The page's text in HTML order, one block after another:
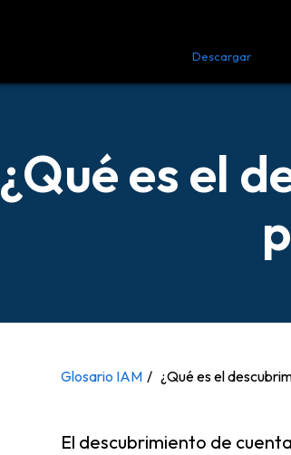
Descargar
¿Qué es el
Glosario IAM ¿Qué es el
El descubrimiento de